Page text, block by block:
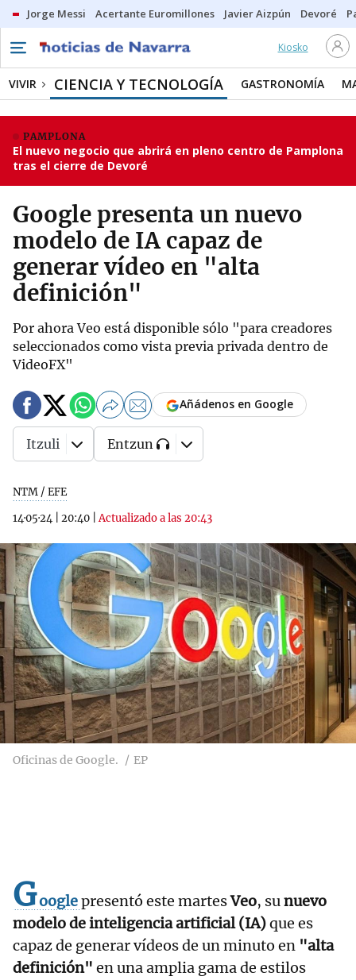
Jorge Messi Acertante Euromillones Javier Aizpún Devoré
Kiosko
VIVIR CIENCIA Y TECNOLOGÍA GASTRONOMÍA
PAMPLONA
El nuevo negocio que abrirá en pleno centro de Pamplona
tras el cierre de Devoré
Google presenta un nuevo
modelo de IA capaz de
generar vídeo en "alta
definición"
Por ahora Veo está disponible sólo "para creadores
seleccionados como vista previa privada dentro de
VideoFX"
NTM / EFE
14·05·24
20:40 |Actualizado a las 20:43
Añádenos en Google
Itzuli Entzun
Oficinas de Google. EP
Googlepresentó este martesVeo, sunuevo
modelo de inteligencia artificial (IA)que es
capaz de generar vídeos de un minuto en "alta
definición" en una amplia gama de estilos